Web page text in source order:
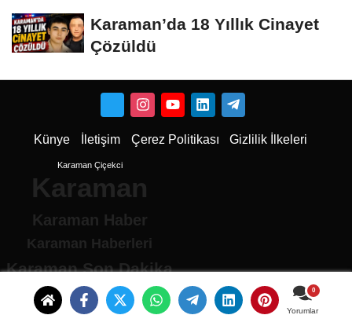
Yorumlar
Karaman’da 18 Yıllık Cinayet
Çözüldü
Künye İletişim Çerez Politikası Gizlilik İlkeleri
Karaman Çiçekci
Karaman
Karaman Haber
Karaman Haberleri
Karaman Son Dakika
Karaman son dakika Haberleri
Karamandan haberler